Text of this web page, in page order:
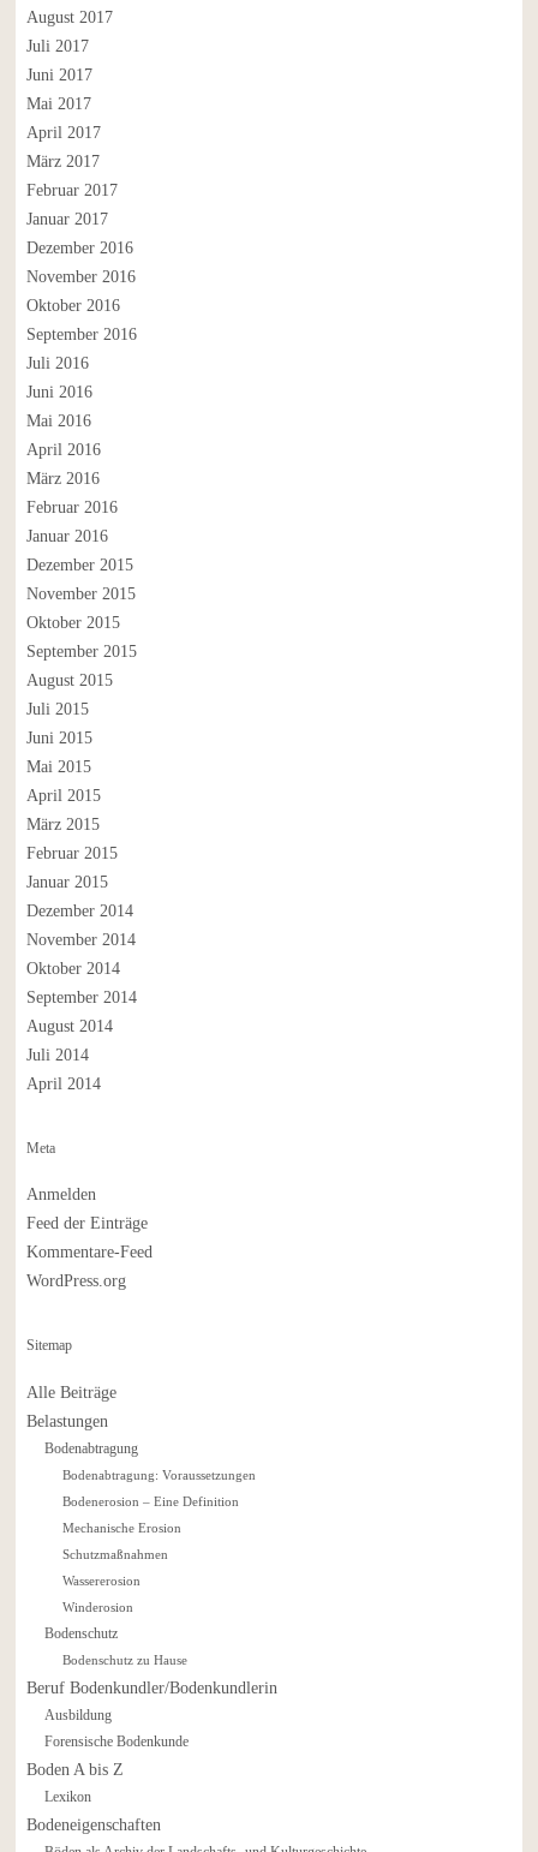
August 2017
Juli 2017
Juni 2017
Mai 2017
April 2017
März 2017
Februar 2017
Januar 2017
Dezember 2016
November 2016
Oktober 2016
September 2016
Juli 2016
Juni 2016
Mai 2016
April 2016
März 2016
Februar 2016
Januar 2016
Dezember 2015
November 2015
Oktober 2015
September 2015
August 2015
Juli 2015
Juni 2015
Mai 2015
April 2015
März 2015
Februar 2015
Januar 2015
Dezember 2014
November 2014
Oktober 2014
September 2014
August 2014
Juli 2014
April 2014
Meta
Anmelden
Feed der Einträge
Kommentare-Feed
WordPress.org
Sitemap
Alle Beiträge
Belastungen
Bodenabtragung
Bodenabtragung: Voraussetzungen
Bodenerosion – Eine Definition
Mechanische Erosion
Schutzmaßnahmen
Wassererosion
Winderosion
Bodenschutz
Bodenschutz zu Hause
Beruf Bodenkundler/Bodenkundlerin
Ausbildung
Forensische Bodenkunde
Boden A bis Z
Lexikon
Bodeneigenschaften